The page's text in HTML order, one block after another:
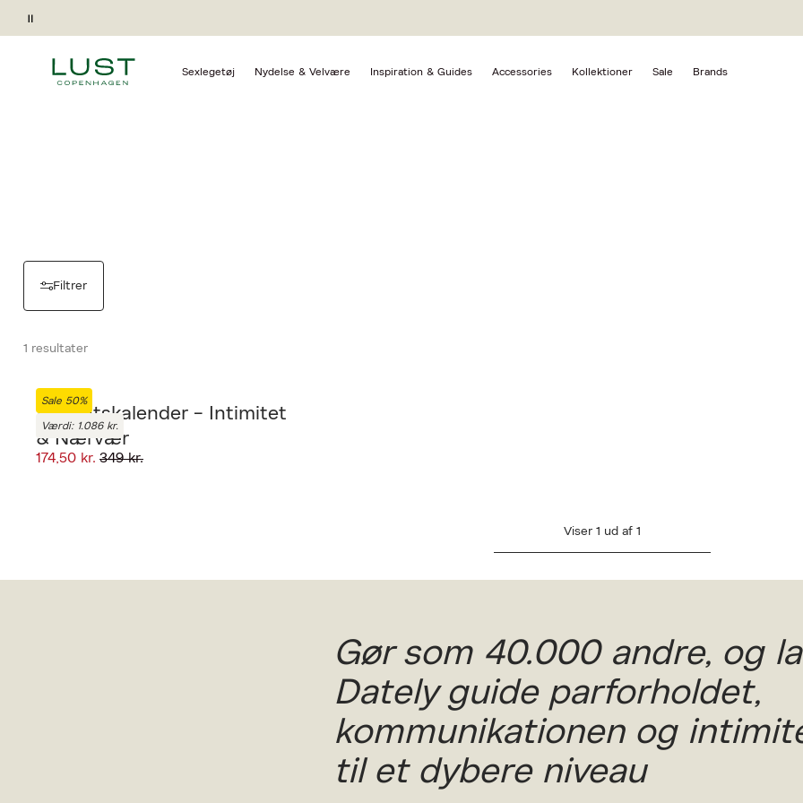
Pause
Sexlegetøj Nydelse & Velvære Inspiration & Guides Accessories Kollektioner Sale Brands
Filtrer
1 resultater
Sale 50%
Værdi: 1.086 kr.
Dately
Adventskalender - Intimitet
& Nærvær
174,50 kr. 349 kr.
Viser 1 ud af 1
Gør som 40.000 andre, og
Dately guide parforholdet,
kommunikationen og
til et dybere niveau